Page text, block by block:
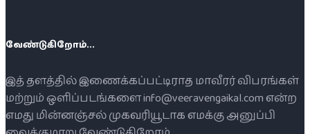
வேண்டுகிறோம்...
இத் தளத்தில் இணைக்கப்பட்டிராத மாவீரர் விபரங்கள்
மற்றும் ஒளிப்படங்களை info@veeravengaikal.com என்ற
எமது மின்னஞ்சல் முகவரியூடாக எமக்கு அனுப்பி